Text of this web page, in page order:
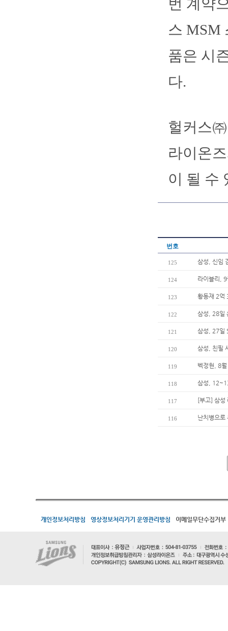
번 계약
스 MSM
품은 시
다.
헐커스
라이온
이 될 수
번호
125 삼성, 신임
124 라이블리,
123 황동재 2억
122 삼성, 28일
121 삼성, 27일
120 삼성, 친필
119 벡정현, 8
118 삼성,
117 [부고] 삼성
116 난치병으로
개인정보처리방침 영상정보처리기기 운영관리방침 이메일무단수집거부